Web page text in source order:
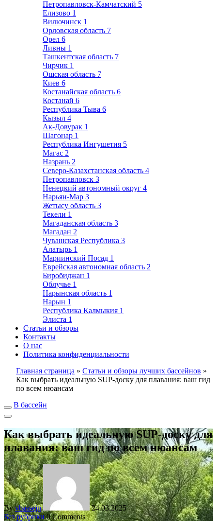
Петропавловск-Камчатский 5
Елизово 1
Вилючинск 1
Орловская область 7
Орел 6
Ливны 1
Ташкентская область 7
Чирчик 1
Ошская область 7
Киев 6
Костанайская область 6
Костанай 6
Республика Тыва 6
Кызыл 4
Ак-Довурак 1
Шагонар 1
Республика Ингушетия 5
Магас 2
Назрань 2
Северо-Казахстанская область 4
Петропавловск 3
Ненецкий автономный округ 4
Нарьян-Мар 3
Жетысу область 3
Текели 1
Магаданская область 3
Магадан 2
Чувашская Республика 3
Алатырь 1
Мариинский Посад 1
Еврейская автономная область 2
Биробиджан 1
Облучье 1
Нарынская область 1
Нарын 1
Республика Калмыкия 1
Элиста 1
Статьи и обзоры
Контакты
О нас
Политика конфиденциальности
Главная страница » Статьи и обзоры лучших бассейнов »
Как выбрать идеальную SUP-доску для плавания: ваш гид
по всем нюансам
В бассейн
Как выбрать идеальную SUP-доску для
плавания: ваш гид по всем нюансам
Byvbassejn
24.03.2025
Без рубрики 0 Comments